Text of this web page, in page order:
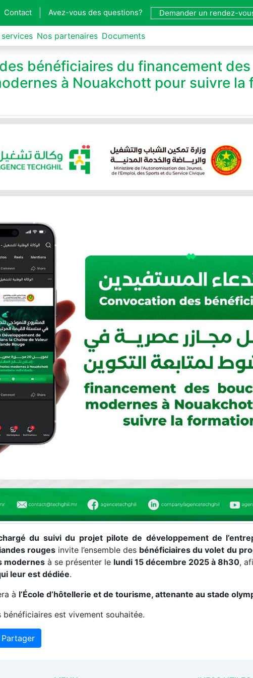
Contact Avez-vous des questions? Demander un rendez-
Nos partenaires Documents
bénéficiaires du financement des
à Nouakchott pour suivre la
du suivi du projet pilote de développement de
rougesinvite l’ensemble des bénéficiaires du volet du
modernes à se présenter le lundi 15 décembre 2025 à 8h30,
leur est dédiée.
à l’École d’hôtellerie et de tourisme, attenante au stade
bénéficiaires est vivement souhaitée.
Partager